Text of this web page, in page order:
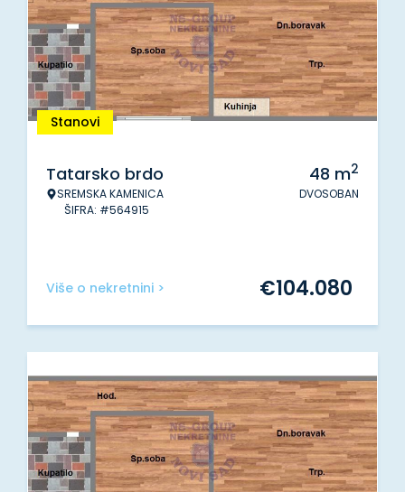
Stanovi
Tatarsko brdo
SREMSKA KAMENICA
ŠIFRA: #564915
48 m2
DVOSOBAN
Više o nekretnini > €104.080